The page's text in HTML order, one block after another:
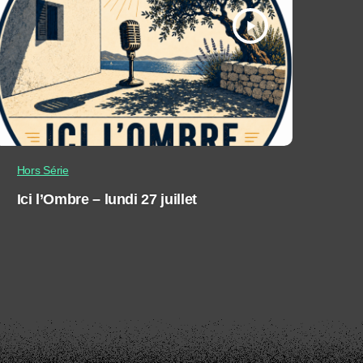
play_arrow
Hors Série
Ici l’Ombre – lundi 27 juillet